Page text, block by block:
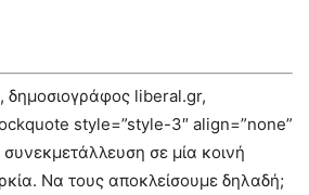
, δημοσιογράφος liberal.gr,
style=”style-3″ align=”none”
σε μία κοινή
Να τους αποκλείσουμε δηλαδή;